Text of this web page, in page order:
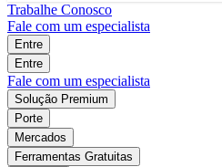
Trabalhe Conosco
Fale com um especialista
Entre
Entre
Fale com um especialista
Solução Premium
Porte
Mercados
Ferramentas Gratuitas